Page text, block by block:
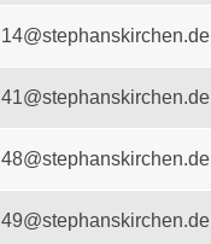
14@stephanskirchen.de
41@stephanskirchen.de
48@stephanskirchen.de
49@stephanskirchen.de